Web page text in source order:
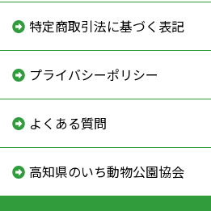
特定商取引法に基づく表記
プライバシーポリシー
よくある質問
高知県のいち動物公園協会